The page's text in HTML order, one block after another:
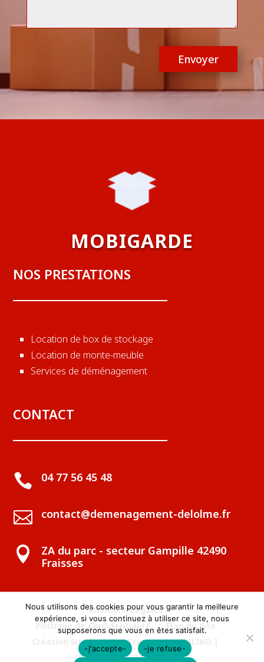
Envoyer
MOBIGARDE
NOS PRESTATIONS
Location de box de stockage
Location de monte-meuble
Services de déménagement
CONTACT
 04 77 56 45 48
 contact@demenagement-delolme.fr

ZA du parc - secteur Gampille 42490
Fraisses
Mentions Légales
Politique de Confidentialité
Plan du Site
Création Site Internet Fraisses | WEBILIKO |
Webdesign 842 Concept
Nous utilisons des cookies pour vous garantir la meilleure
expérience, si vous continuez à utiliser ce site, nous
supposerons que vous en êtes satisfait.
-j'accepte-
-je refuse-